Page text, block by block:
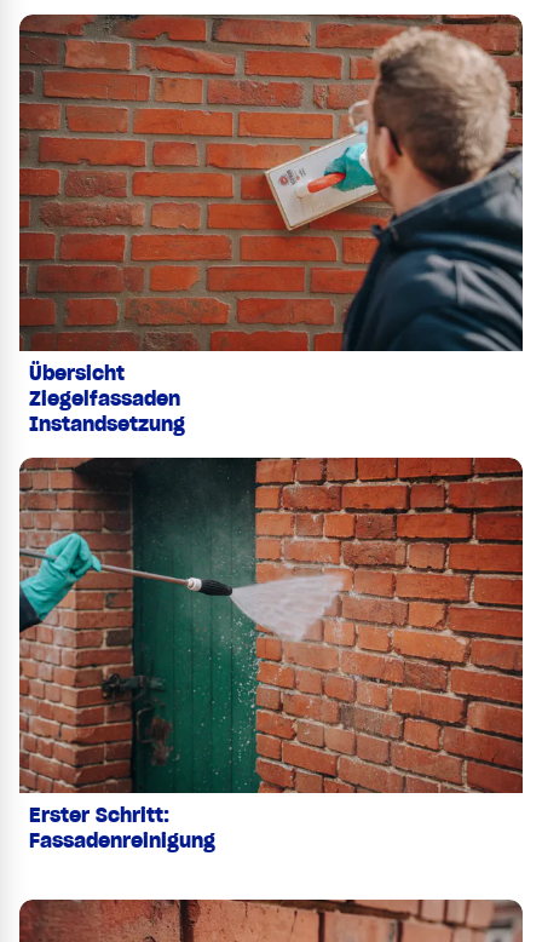
Übersicht
Ziegelfassaden
Instandsetzung
Erster Schritt:
Fassadenreinigung